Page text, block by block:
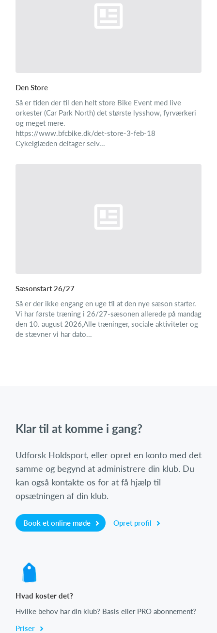
Den Store
Så er tiden der til den helt store Bike Event med live
orkester (Car Park North) det største lysshow, fyrværkeri
og meget mere.
https://www.bfcbike.dk/det-store-3-feb-18
Cykelglæden deltager selv...
Sæsonstart 26/27
Så er der ikke engang en uge til at den nye sæson starter.
Vi har første træning i 26/27-sæsonen allerede på mandag
den 10. august 2026,Alle træninger, sociale aktiviteter og
de stævner vi har dato...
Klar til at komme i gang?
Udforsk Holdsport, eller opret en konto med det
samme og begynd at administrere din klub. Du
kan også kontakte os for at få hjælp til
opsætningen af din klub.
Book et online møde Opret profil
Hvad koster det?
Hvilke behov har din klub? Basis eller PRO abonnement?
Priser